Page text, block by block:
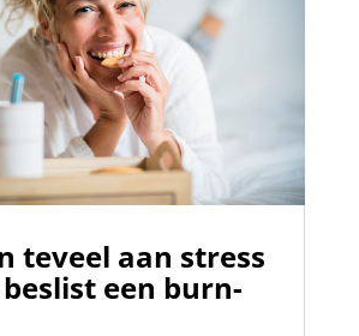
teveel aan stress
een burn-